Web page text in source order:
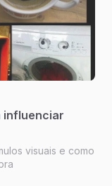
influenciar
visuais e como